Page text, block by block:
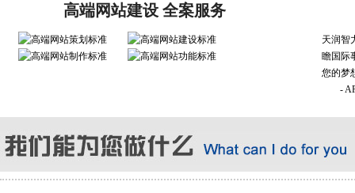
高端网站建设 全案服务
天润智
瞻国际
您的梦
-